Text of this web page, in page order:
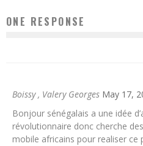
ONE RESPONSE
Boissy , Valery Georges May 17,
Bonjour sénégalais a une idée
révolutionnaire donc cherche
mobile africains pour realiser ce